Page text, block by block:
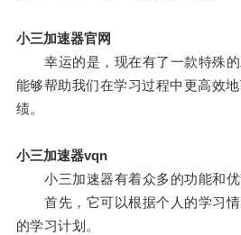
小三加速器官网
幸运的是，现在有了一款特殊
能够帮助我们在学习过程中更高效
绩。
小三加速器vqn
小三加速器有着众多的功能和优
首先，它可以根据个人的学习情
的学习计划。